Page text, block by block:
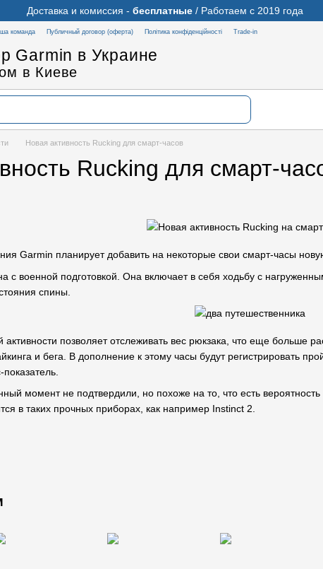
Доставка и комиссия - бесплатные / Работаем с 2019 года
команда Публичный договор (оферта) Політика конфіденційності Trade-in
Garmin в Украине
в Киеве
Новая активность Rucking для смарт-часов
Rucking для смарт-
Garmin планирует добавить на некоторые свои смарт-часы
с военной подготовкой. Она включает в себя ходьбу с
спины.
активности позволяет отслеживать вес рюкзака, что еще больше
и бега. В дополнение к этому часы будут регистрировать
момент не подтвердили, но похоже на то, что есть
в таких прочных приборах, как например Instinct 2.